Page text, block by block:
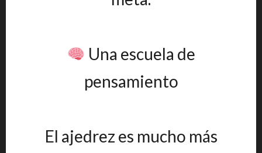
Una escuela de
pensamiento
El ajedrez es mucho más